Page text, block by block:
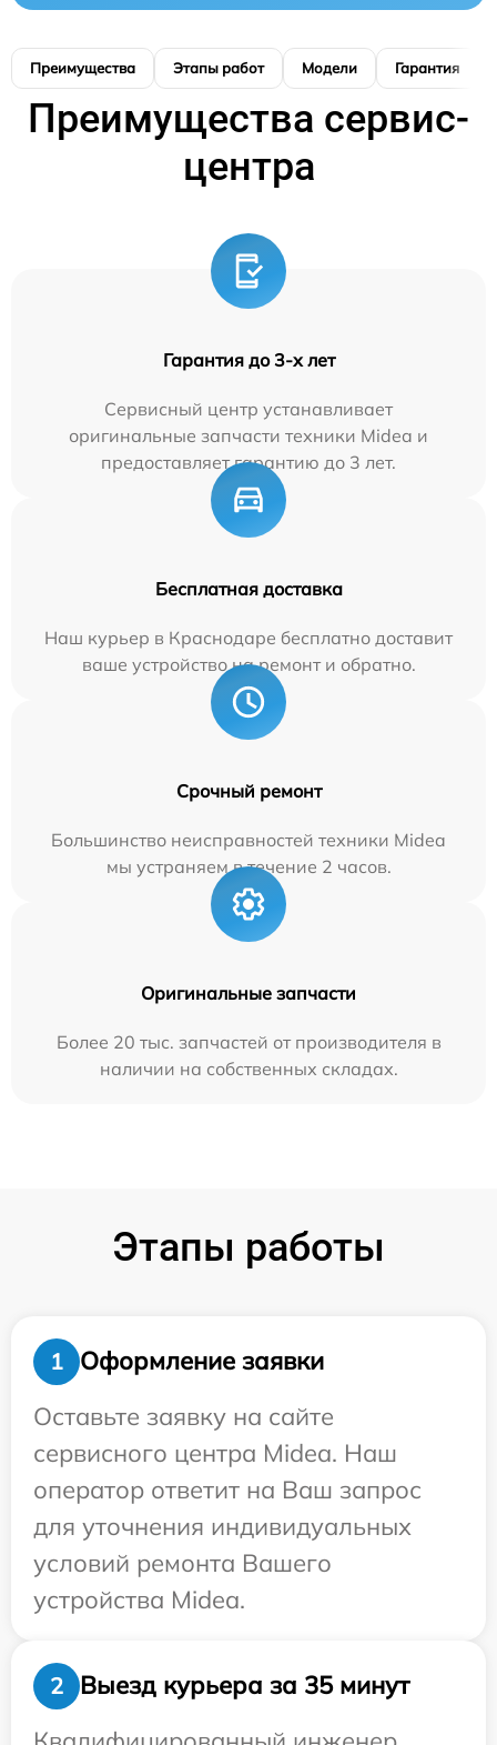
Преимущества Этапы работ Модели Гарантия
Преимущества сервис-
центра
Гарантия до 3-х лет
Сервисный центр устанавливает
оригинальные запчасти техники Midea и
предоставляет гарантию до 3 лет.
Бесплатная доставка
Наш курьер в Краснодаре бесплатно доставит
ваше устройство на ремонт и обратно.
Срочный ремонт
Большинство неисправностей техники Midea
мы устраняем в течение 2 часов.
Оригинальные запчасти
Более 20 тыс. запчастей от производителя в
наличии на собственных складах.
Этапы работы
1
Оформление заявки
Оставьте заявку на сайте
сервисного центра Midea. Наш
оператор ответит на Ваш запрос
для уточнения индивидуальных
условий ремонта Вашего
устройства Midea.
2
Выезд курьера за 35 минут